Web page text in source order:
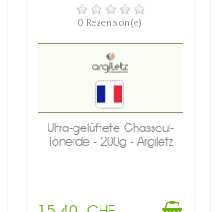
VERFÜGBAR
0 Rezension(e)
Ultra-gelüftete Ghassoul-
Tonerde - 200g - Argiletz